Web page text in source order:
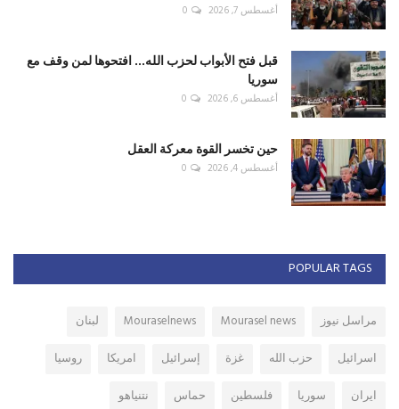
أغسطس 7, 2026 0
قبل فتح الأبواب لحزب الله... افتحوها لمن وقف مع
سوريا
أغسطس 6, 2026 0
حين تخسر القوة معركة العقل
أغسطس 4, 2026 0
POPULAR TAGS
مراسل نيوز Mourasel news
Mouraselnews
لبنان
اسرائيل
حزب الله غزة إسرائيل امريكا
روسيا
ايران
سوريا فلسطين حماس نتنياهو